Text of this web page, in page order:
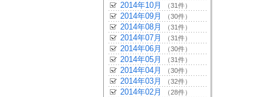
2014年10月 （31件）
2014年09月 （30件）
2014年08月 （31件）
2014年07月 （31件）
2014年06月 （30件）
2014年05月 （31件）
2014年04月 （30件）
2014年03月 （32件）
2014年02月 （28件）